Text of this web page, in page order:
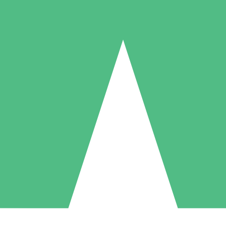
Individuelle Credit-Pakete
nach Bedarf mit Download-Credits. Keine monatliche Verpflichtung